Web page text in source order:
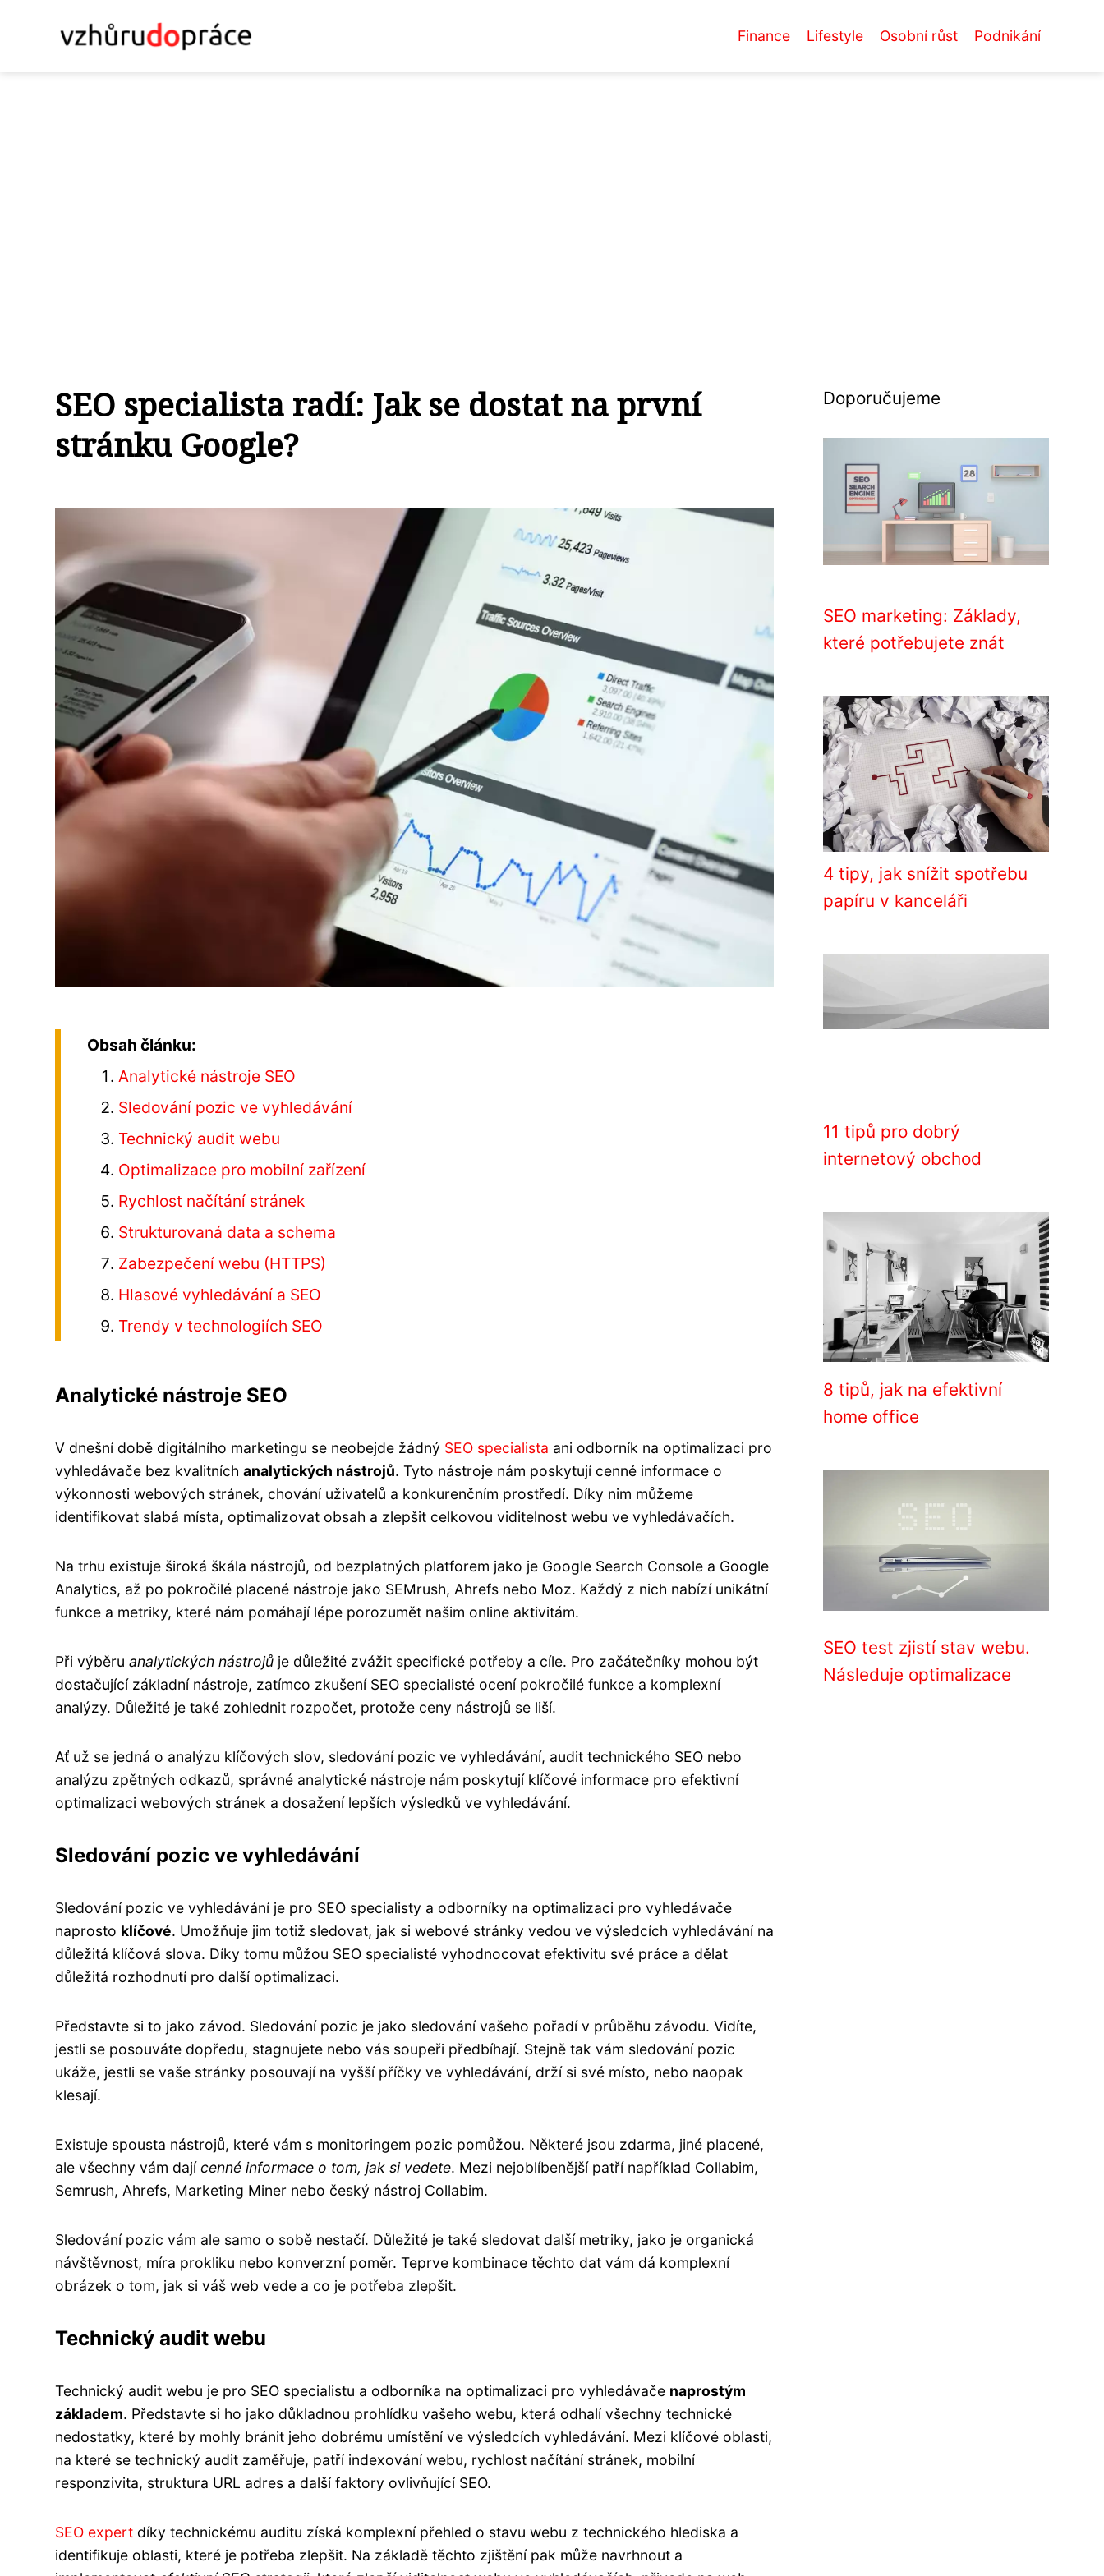
Finance Lifestyle Osobní růst Podnikání
SEO specialista radí: Jak se dostat na první
stránku Google?
Obsah článku:
Analytické nástroje SEO
Sledování pozic ve vyhledávání
Technický audit webu
Optimalizace pro mobilní zařízení
Rychlost načítání stránek
Strukturovaná data a schema
Zabezpečení webu (HTTPS)
Hlasové vyhledávání a SEO
Trendy v technologiích SEO
Analytické nástroje SEO
V dnešní době digitálního marketingu se neobejde žádný SEO specialista ani odborník na optimalizaci pro
vyhledávače bez kvalitních analytických nástrojů. Tyto nástroje nám poskytují cenné informace o
výkonnosti webových stránek, chování uživatelů a konkurenčním prostředí. Díky nim můžeme
identifikovat slabá místa, optimalizovat obsah a zlepšit celkovou viditelnost webu ve vyhledávačích.
Na trhu existuje široká škála nástrojů, od bezplatných platforem jako je Google Search Console a Google
Analytics, až po pokročilé placené nástroje jako SEMrush, Ahrefs nebo Moz. Každý z nich nabízí unikátní
funkce a metriky, které nám pomáhají lépe porozumět našim online aktivitám.
Při výběru analytických nástrojů je důležité zvážit specifické potřeby a cíle. Pro začátečníky mohou být
dostačující základní nástroje, zatímco zkušení SEO specialisté ocení pokročilé funkce a komplexní
analýzy. Důležité je také zohlednit rozpočet, protože ceny nástrojů se liší.
Ať už se jedná o analýzu klíčových slov, sledování pozic ve vyhledávání, audit technického SEO nebo
analýzu zpětných odkazů, správné analytické nástroje nám poskytují klíčové informace pro efektivní
optimalizaci webových stránek a dosažení lepších výsledků ve vyhledávání.
Sledování pozic ve vyhledávání
Sledování pozic ve vyhledávání je pro SEO specialisty a odborníky na optimalizaci pro vyhledávače
naprosto klíčové. Umožňuje jim totiž sledovat, jak si webové stránky vedou ve výsledcích vyhledávání na
důležitá klíčová slova. Díky tomu můžou SEO specialisté vyhodnocovat efektivitu své práce a dělat
důležitá rozhodnutí pro další optimalizaci.
Představte si to jako závod. Sledování pozic je jako sledování vašeho pořadí v průběhu závodu. Vidíte,
jestli se posouváte dopředu, stagnujete nebo vás soupeři předbíhají. Stejně tak vám sledování pozic
ukáže, jestli se vaše stránky posouvají na vyšší příčky ve vyhledávání, drží si své místo, nebo naopak
klesají.
Existuje spousta nástrojů, které vám s monitoringem pozic pomůžou. Některé jsou zdarma, jiné placené,
ale všechny vám dajícenné informace o tom, jak si vedete. Mezi nejoblíbenější patří například Collabim,
Semrush, Ahrefs, Marketing Miner nebo český nástroj Collabim.
Sledování pozic vám ale samo o sobě nestačí. Důležité je také sledovat další metriky, jako je organická
návštěvnost, míra prokliku nebo konverzní poměr. Teprve kombinace těchto dat vám dá komplexní
obrázek o tom, jak si váš web vede a co je potřeba zlepšit.
Technický audit webu
Technický audit webu je pro SEO specialistu a odborníka na optimalizaci pro vyhledávače naprostým
základem. Představte si ho jako důkladnou prohlídku vašeho webu, která odhalí všechny technické
nedostatky, které by mohly bránit jeho dobrému umístění ve výsledcích vyhledávání. Mezi klíčové oblasti,
na které se technický audit zaměřuje, patří indexování webu, rychlost načítání stránek, mobilní
responzivita, struktura URL adres a další faktory ovlivňující SEO.
SEO expert díky technickému auditu získá komplexní přehled o stavu webu z technického hlediska a
identifikuje oblasti, které je potřeba zlepšit. Na základě těchto zjištění pak může navrhnout a
Doporučujeme
SEO marketing: Základy,
které potřebujete znát
4 tipy, jak snížit spotřebu
papíru v kanceláři
11 tipů pro dobrý
internetový obchod
8 tipů, jak na efektivní
home office
SEO test zjistí stav webu.
Následuje optimalizace